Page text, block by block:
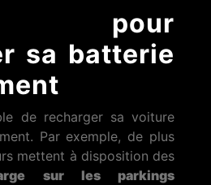
pour
sa batterie
de recharger sa voiture
Par exemple, de plus
mettent à disposition des
sur les parkings